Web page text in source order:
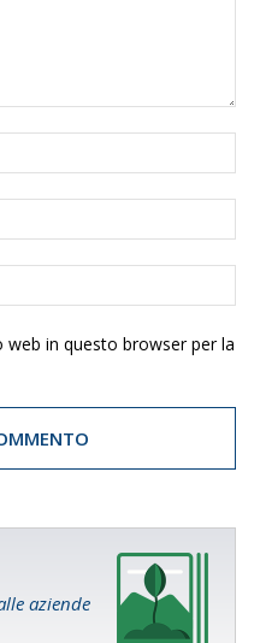
in questo browser per la
aziende